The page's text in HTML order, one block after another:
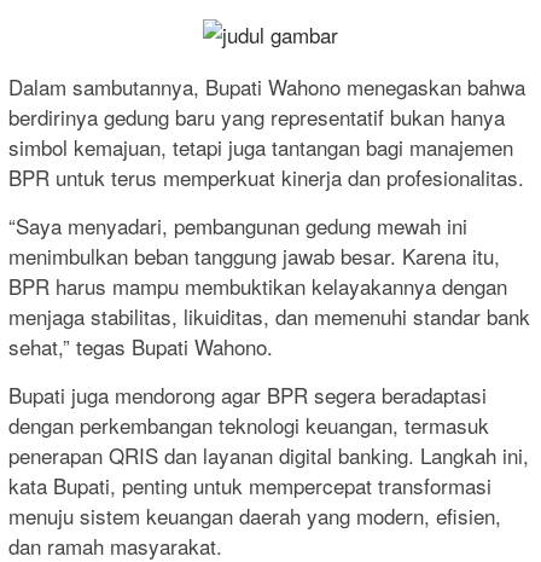
Dalam sambutannya, Bupati Wahono menegaskan bahwa
berdirinya gedung baru yang representatif bukan hanya
simbol kemajuan, tetapi juga tantangan bagi manajemen
BPR untuk terus memperkuat kinerja dan profesionalitas.
“Saya menyadari, pembangunan gedung mewah ini
menimbulkan beban tanggung jawab besar. Karena itu,
BPR harus mampu membuktikan kelayakannya dengan
menjaga stabilitas, likuiditas, dan memenuhi standar bank
sehat,” tegas Bupati Wahono.
Bupati juga mendorong agar BPR segera beradaptasi
dengan perkembangan teknologi keuangan, termasuk
penerapan QRIS dan layanan digital banking. Langkah ini,
kata Bupati, penting untuk mempercepat transformasi
menuju sistem keuangan daerah yang modern, efisien,
dan ramah masyarakat.